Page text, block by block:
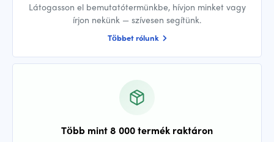
Látogasson el bemutatótermünkbe, hívjon minket vagy
írjon nekünk — szívesen segítünk.
Többet rólunk
Több mint 8 000 termék raktáron